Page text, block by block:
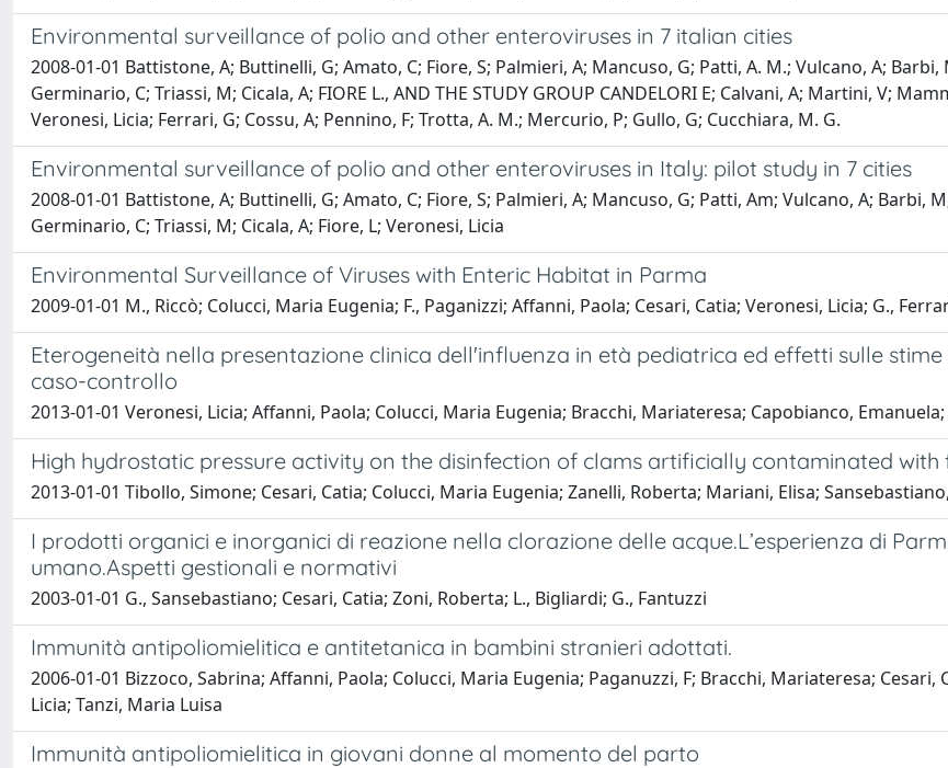
Environmental surveillance of polio and other enteroviruses in 7 italian cities
2008-01-01 Battistone, A; Buttinelli, G; Amato, C; Fiore, S; Palmieri, A; Mancuso, G; Patti, A. M.; Vulcano, A;
Germinario, C; Triassi, M; Cicala, A; FIORE L., AND THE STUDY GROUP CANDELORI E; Calvani, A; Martini, V;
Veronesi, Licia; Ferrari, G; Cossu, A; Pennino, F; Trotta, A. M.; Mercurio, P; Gullo, G; Cucchiara, M. G.
Environmental surveillance of polio and other enteroviruses in Italy: pilot study in 7 cities
2008-01-01 Battistone, A; Buttinelli, G; Amato, C; Fiore, S; Palmieri, A; Mancuso, G; Patti, Am; Vulcano, A; Barbi,
Germinario, C; Triassi, M; Cicala, A; Fiore, L; Veronesi, Licia
Environmental Surveillance of Viruses with Enteric Habitat in Parma
2009-01-01 M., Riccò; Colucci, Maria Eugenia; F., Paganizzi; Affanni, Paola; Cesari, Catia; Veronesi, Licia; G.,
Eterogeneità nella presentazione clinica dell'influenza in età pediatrica ed effetti sulle
caso-controllo
2013-01-01 Veronesi, Licia; Affanni, Paola; Colucci, Maria Eugenia; Bracchi, Mariateresa; Capobianco,
High hydrostatic pressure activity on the disinfection of clams artificially contaminated with
2013-01-01 Tibollo, Simone; Cesari, Catia; Colucci, Maria Eugenia; Zanelli, Roberta; Mariani, Elisa;
I prodotti organici e inorganici di reazione nella clorazione delle acque.L’esperienza di
umano.Aspetti gestionali e normativi
2003-01-01 G., Sansebastiano; Cesari, Catia; Zoni, Roberta; L., Bigliardi; G., Fantuzzi
Immunità antipoliomielitica e antitetanica in bambini stranieri adottati.
2006-01-01 Bizzoco, Sabrina; Affanni, Paola; Colucci, Maria Eugenia; Paganuzzi, F; Bracchi, Mariateresa;
Licia; Tanzi, Maria Luisa
Immunità antipoliomielitica in giovani donne al momento del parto